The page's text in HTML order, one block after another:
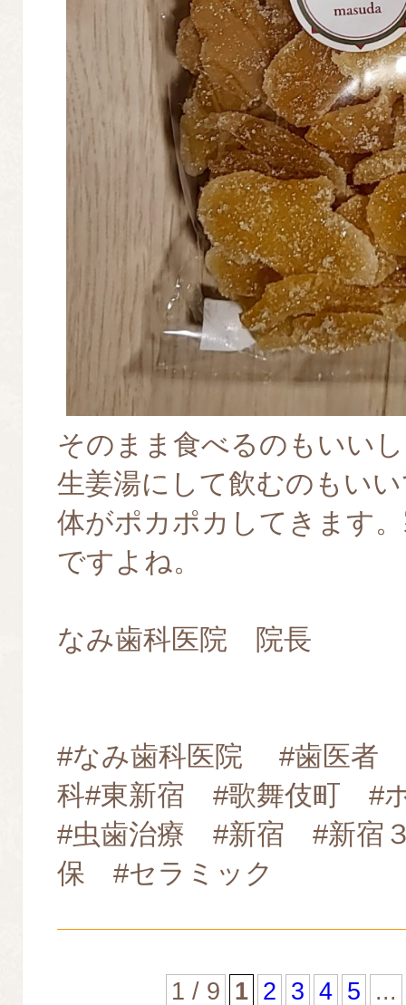
そのまま食べるのもいい
生姜湯にして飲むのもい
体がポカポカしてきます
ですよね。
なみ歯科医院 院長
#なみ歯科医院 #歯医者
科#東新宿 #歌舞伎町 #
#虫歯治療 #新宿 #新宿
保 #セラミック
1 / 9 1 2 3 4 5 ...